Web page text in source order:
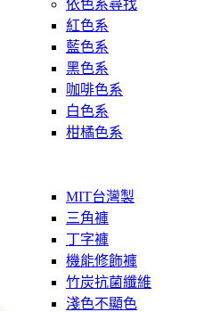
依色系尋找
紅色系
藍色系
黑色系
咖啡色系
白色系
柑橘色系
MIT台灣製
三角褲
丁字褲
機能修飾褲
竹炭抗菌纖維
淺色不顯色